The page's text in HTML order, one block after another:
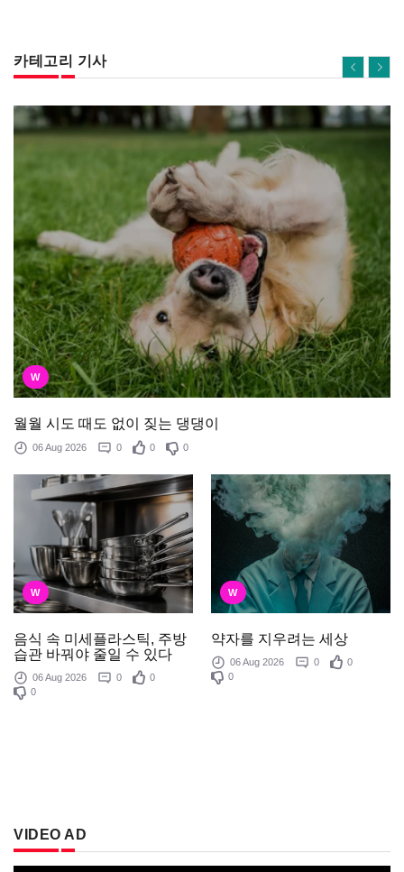
카테고리 기사
W
월월 시도 때도 없이 짖는 댕댕이
06 Aug 2026 0 0 0
W
음식 속 미세플라스틱, 주방
습관 바꿔야 줄일 수 있다
06 Aug 2026 0
0
0
W
약자를 지우려는 세상
06 Aug 2026 0
0
0
VIDEO AD